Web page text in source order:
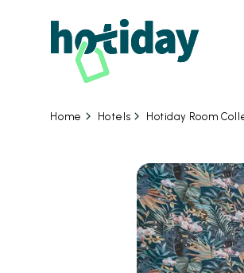
Home Hotels Hotiday Room